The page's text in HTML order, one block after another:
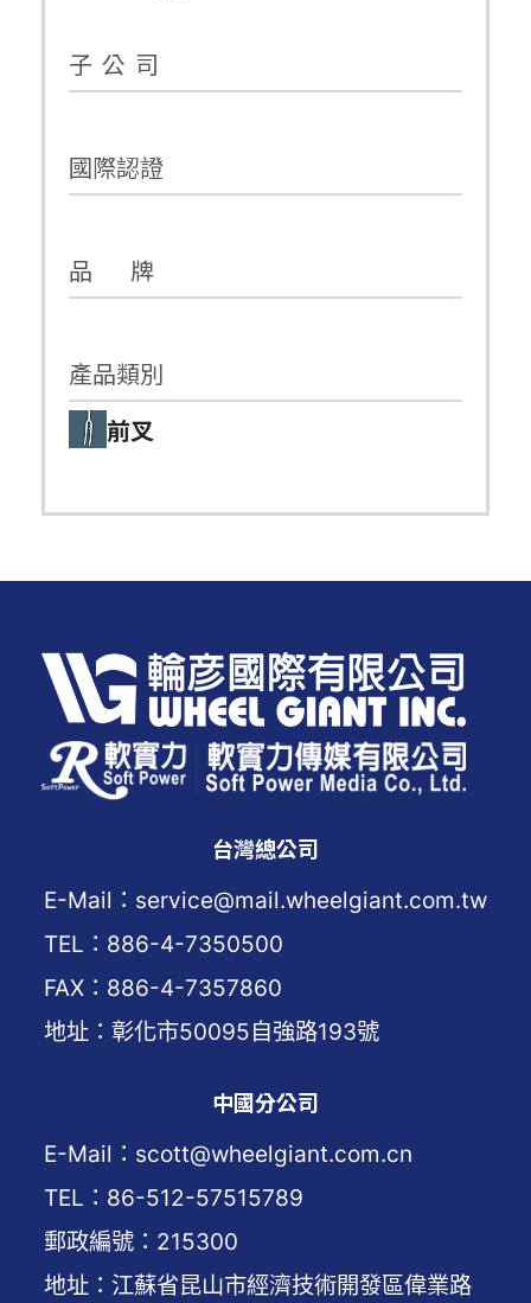
子 公 司
國際認證
品 牌
產品類別
前叉
台灣總公司
E-Mail：service@mail.wheelgiant.com.tw
TEL：886-4-7350500
FAX：886-4-7357860
地址：彰化市50095自強路193號
中國分公司
E-Mail：scott@wheelgiant.com.cn
TEL：86-512-57515789
郵政編號：215300
地址：江蘇省昆山市經濟技術開發區偉業路